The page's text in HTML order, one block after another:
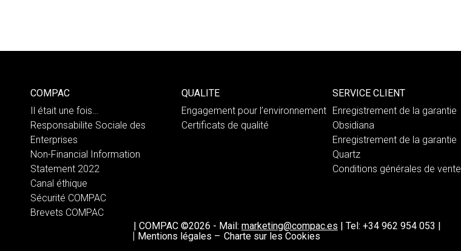
COMPAC
Il était une fois…
Responsabilite Sociale des
Enterprises
Non-Financial Information
Statement 2022
Canal éthique
Sécurité COMPAC
Brevets COMPAC
QUALITE
Engagement pour l’environnement
Certificats de qualité
SERVICE CLIENT
Enregistrement de la garantie
Obsidiana
Enregistrement de la garantie
Quartz
Conditions générales de vente
| COMPAC ©2026 - Mail: marketing@compac.es | Tel: +34 962 954 053 |
Mentions légales – Charte sur les Cookies